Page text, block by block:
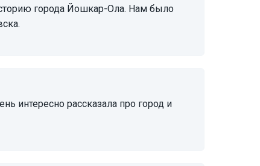
города Йошкар-Ола. Нам было